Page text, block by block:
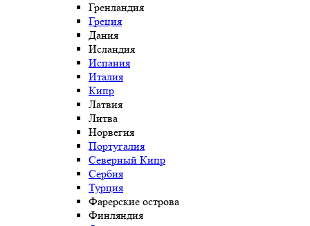
Гренландия
Греция
Дания
Исландия
Испания
Италия
Кипр
Латвия
Литва
Норвегия
Португалия
Северный Кипр
Сербия
Турция
Фарерские острова
Финляндия